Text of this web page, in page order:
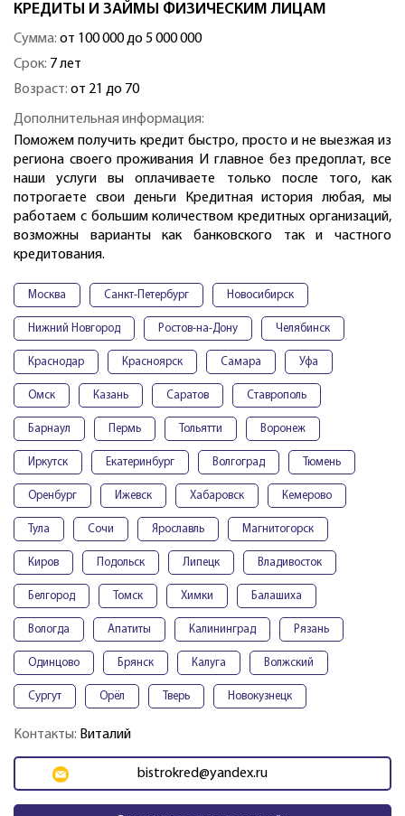
КРЕДИТЫ И ЗАЙМЫ ФИЗИЧЕСКИМ ЛИЦАМ
Сумма: от 100 000 до 5 000 000
Срок: 7 лет
Возраст: от 21 до 70
Дополнительная информация:
Поможем получить кредит быстро, просто и не выезжая из
региона своего проживания И главное без предоплат, все
наши услуги вы оплачиваете только после того, как
потрогаете свои деньги Кредитная история любая, мы
работаем с большим количеством кредитных организаций,
возможны варианты как банковского так и частного
кредитования.
Москва Санкт-Петербург Новосибирск
Нижний Новгород Ростов-на-Дону Челябинск
Краснодар Красноярск Самара Уфа
Омск Казань Саратов Ставрополь
Барнаул Пермь Тольятти Воронеж
Иркутск Екатеринбург Волгоград Тюмень
Оренбург Ижевск Хабаровск Кемерово
Тула Сочи Ярославль Магнитогорск
Киров Подольск Липецк Владивосток
Белгород Томск Химки Балашиха
Вологда Апатиты Калининград Рязань
Одинцово Брянск Калуга Волжский
Сургут Орёл Тверь Новокузнецк
Контакты: Виталий
bistrokred@yandex.ru